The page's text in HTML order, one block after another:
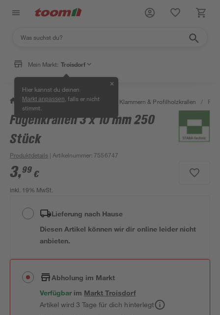
Mein Markt: Troisdorf
Hier kannst du deinen
Markt anpassen , falls er nicht
stimmt.
✕
/ Bauen & Renovieren / Holz Klammern & Profilholzkrallen /
Fugenkrallen 3 x 10 mm 250
Stück
Produktdetails | Artikelnummer: 7556747
3,99 €
inkl. 19% MwSt.
Lieferung nach Hause
Diesen Artikel können wir dir online leider nicht
anbieten.
Abholung im Markt
Verfügbar im MarktTroisdorf
Artikel wird 3 Tage für dich hinterlegt